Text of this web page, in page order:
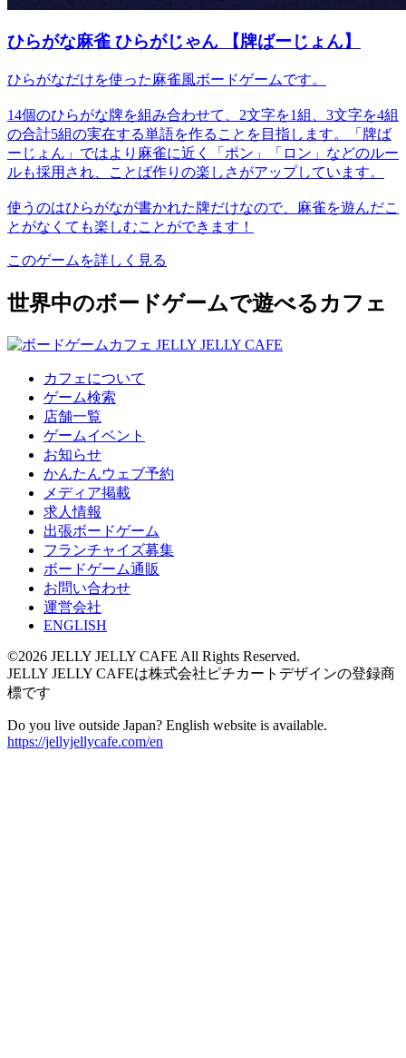
ひらがな麻雀 ひらがじゃん 【牌ばーじょん】
ひらがなだけを使った麻雀風ボードゲームです。
14個のひらがな牌を組み合わせて、2文字を1組、3文字を4組
の合計5組の実在する単語を作ることを目指します。「牌ば
ーじょん」ではより麻雀に近く「ポン」「ロン」などのルー
ルも採用され、ことば作りの楽しさがアップしています。
使うのはひらがなが書かれた牌だけなので、麻雀を遊んだこ
とがなくても楽しむことができます！
このゲームを詳しく見る
世界中のボードゲームで遊べるカフェ
カフェについて
ゲーム検索
店舗一覧
ゲームイベント
お知らせ
かんたんウェブ予約
メディア掲載
求人情報
出張ボードゲーム
フランチャイズ募集
ボードゲーム通販
お問い合わせ
運営会社
ENGLISH
©2026 JELLY JELLY CAFE All Rights Reserved.
JELLY JELLY CAFEは株式会社ピチカートデザインの登録商
標です
Do you live outside Japan? English website is available.
https://jellyjellycafe.com/en